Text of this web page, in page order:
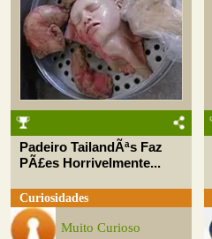
Padeiro TailandÃªs Faz
PÃ£es Horrivelmente...
Curiosidades
Muito Curioso